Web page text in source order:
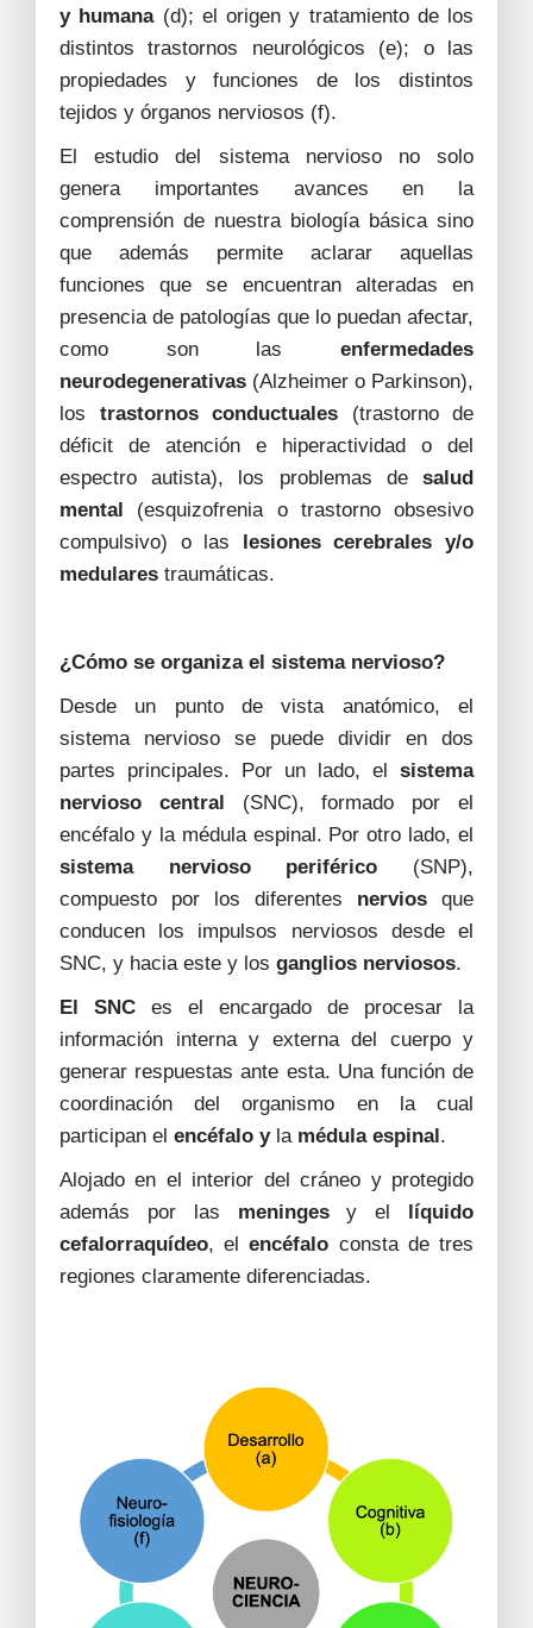
y humana(d); el origen y tratamiento de los
distintos trastornos neurológicos (e); o las
propiedades y funciones de los distintos
tejidos y órganos nerviosos (f).
El estudio del sistema nervioso no solo
genera importantes avances en la
comprensión de nuestra biología básica sino
que además permite aclarar aquellas
funciones que se encuentran alteradas en
presencia de patologías que lo puedan afectar,
como son las enfermedades
neurodegenerativas (Alzheimer o Parkinson),
los trastornos conductuales (trastorno de
déficit de atención e hiperactividad o del
espectro autista), los problemas de salud
mental
(esquizofrenia o trastorno obsesivo
compulsivo) o las
lesiones cerebrales y/o
medulares traumáticas.
¿Cómo se organiza el sistema nervioso?
Desde un punto de vista anatómico, el
sistema nervioso se puede dividir en dos
partes principales. Por un lado, el sistema
nervioso central (SNC), formado por el
encéfalo y la médula espinal. Por otro lado, el
sistema nervioso periférico (SNP),
compuesto por los diferentes nervios que
conducen los impulsos nerviosos desde el
SNC, y hacia este y los ganglios nerviosos.
El SNC es el encargado de procesar la
información interna y externa del cuerpo y
generar respuestas ante esta. Una función de
coordinación del organismo en la cual
participan el encéfalo yla médula espinal .
Alojado en el interior del cráneo y protegido
además por las meningesy el
líquido
cefalorraquídeo, elencéfalo consta de tres
regiones claramente diferenciadas.